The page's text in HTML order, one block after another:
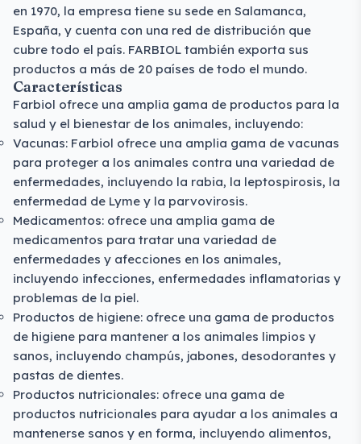
en 1970, la empresa tiene su sede en Salamanca,
España, y cuenta con una red de distribución que
cubre todo el país. FARBIOL también exporta sus
productos a más de 20 países de todo el mundo.
Características
Farbiol ofrece una amplia gama de productos para la
salud y el bienestar de los animales, incluyendo:
Vacunas: Farbiol ofrece una amplia gama de vacunas
para proteger a los animales contra una variedad de
enfermedades, incluyendo la rabia, la leptospirosis, la
enfermedad de Lyme y la parvovirosis.
Medicamentos: ofrece una amplia gama de
medicamentos para tratar una variedad de
enfermedades y afecciones en los animales,
incluyendo infecciones, enfermedades inflamatorias y
problemas de la piel.
Productos de higiene: ofrece una gama de productos
de higiene para mantener a los animales limpios y
sanos, incluyendo champús, jabones, desodorantes y
pastas de dientes.
Productos nutricionales: ofrece una gama de
productos nutricionales para ayudar a los animales a
mantenerse sanos y en forma, incluyendo alimentos,